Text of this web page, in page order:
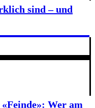
sind – und
Wer am